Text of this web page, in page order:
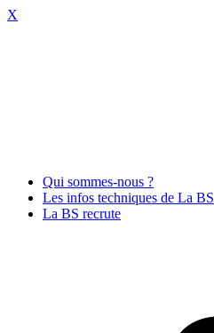
X
Qui sommes-nous ?
Les infos techniques de La BS
La BS recrute